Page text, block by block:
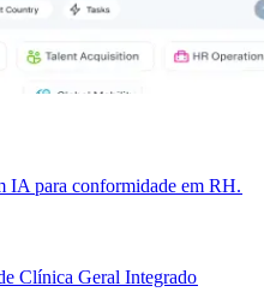
IA para conformidade em RH.​​
Clínica Geral Integrado​​